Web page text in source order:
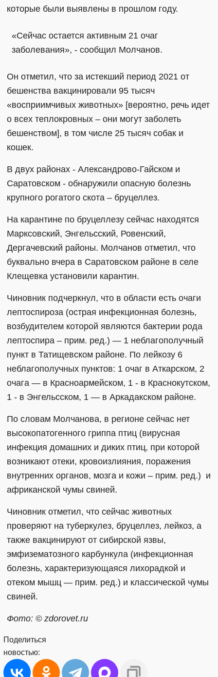
которые были выявлены в прошлом году.
«Сейчас остается активным 21 очаг
заболевания», - сообщил Молчанов.
Он отметил, что за истекший период 2021 от
бешенства вакцинировали 95 тысяч
«восприимчивых животных» [вероятно, речь идет
о всех теплокровных – они могут заболеть
бешенством], в том числе 25 тысяч собак и
кошек.
В двух районах - Александрово-Гайском и
Саратовском - обнаружили опасную болезнь
крупного рогатого скота – бруцеллез.
На карантине по бруцеллезу сейчас находятся
Марксовский, Энгельсский, Ровенский,
Дергачевский районы. Молчанов отметил, что
буквально вчера в Саратовском районе в селе
Клещевка установили карантин.
Чиновник подчеркнул, что в области есть очаги
лептоспироза (острая инфекционная болезнь,
возбудителем которой являются бактерии рода
лептоспира – прим. ред.) — 1 неблагополучный
пункт в Татищевском районе. По лейкозу 6
неблагополучных пунктов: 1 очаг в Аткарском, 2
очага — в Красноармейском, 1 - в Краснокутском,
1 - в Энгельсском, 1 — в Аркадакском районе.
По словам Молчанова, в регионе сейчас нет
высокопатогенного гриппа птиц (вирусная
инфекция домашних и диких птиц, при которой
возникают отеки, кровоизлияния, поражения
внутренних органов, мозга и кожи – прим. ред.) и
африканской чумы свиней.
Чиновник отметил, что сейчас животных
проверяют на туберкулез, бруцеллез, лейкоз, а
также вакцинируют от сибирской язвы,
эмфизематозного карбункула (инфекционная
болезнь, характеризующаяся лихорадкой и
отеком мышц — прим. ред.) и классической чумы
свиней.
Фото: © zdorovet.ru
Поделиться
новостью: